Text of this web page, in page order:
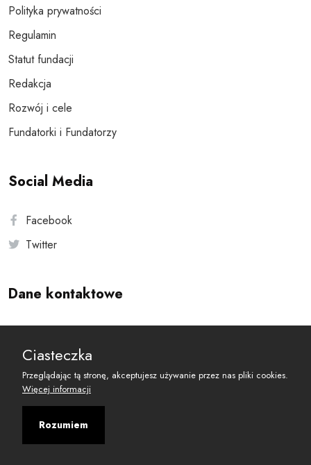
Polityka prywatności
Regulamin
Statut fundacji
Redakcja
Rozwój i cele
Fundatorki i Fundatorzy
Social Media
Facebook
Twitter
Dane kontaktowe
reset@resetobywatelski.pl
Ciasteczka
Przeglądając tą stronę, akceptujesz używanie przez nas pliki cookies.
Więcej informacji
Rozumiem